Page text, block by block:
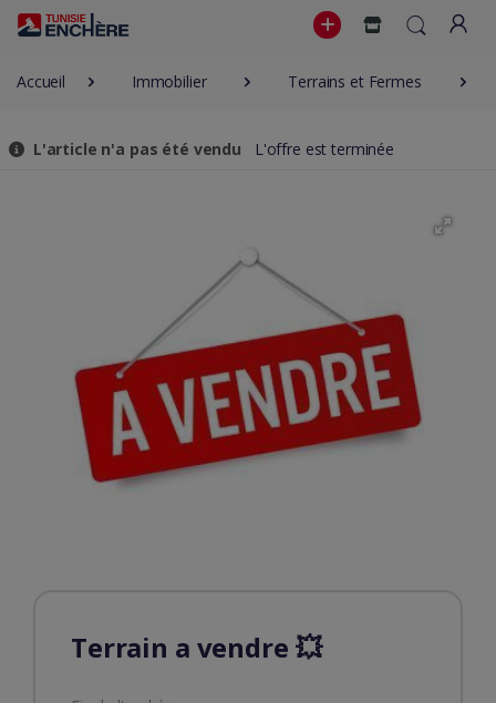
Accueil Immobilier Terrains et Fermes
L'article n'a pas été vendu L'offre est terminée
Terrain a vendre 💥